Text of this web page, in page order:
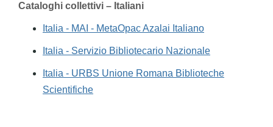
Cataloghi collettivi – Italiani
Italia - MAI - MetaOpac Azalai Italiano
Italia - Servizio Bibliotecario Nazionale
Italia - URBS Unione Romana Biblioteche
Scientifiche